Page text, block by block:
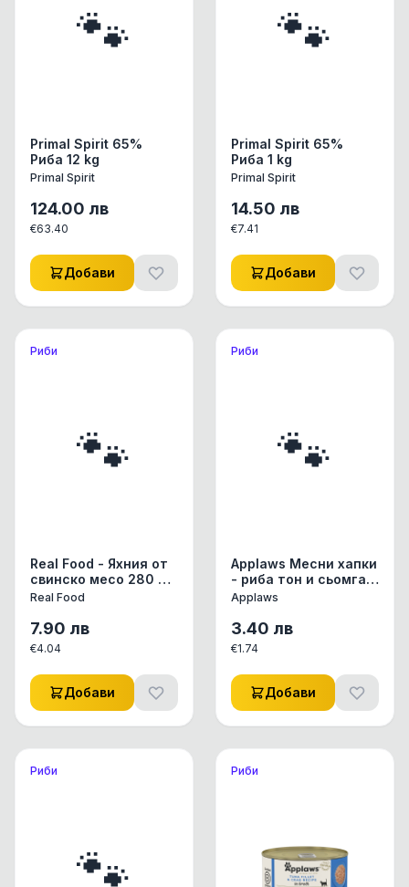
🐾
Primal Spirit 65%
Риба 12 kg
Primal Spirit
124.00 лв
€63.40
Добави
🐾
Primal Spirit 65%
Риба 1 kg
Primal Spirit
14.50 лв
€7.41
Добави
Риби
🐾
Real Food - Яхния от
свинско месо 280 g
САМО ОТ ПРЯСНО
SPIRIT ПОЛУ-СУХА
ХРАНА ALFA SPIRIT
СУХА ХРАНА изцяло
от ПРЯСНО месо или
прясна риба /
Индивидуално
от ПРЯСНО месо или
прясна риба / 100%
на производство и
опаковка 97%
Real Food
7.90 лв
€4.04
Добави
Риби
🐾
Applaws Месни хапки
- риба тон и сьомга в
желе
Applaws
3.40 лв
€1.74
Добави
Риби
🐾
Риби